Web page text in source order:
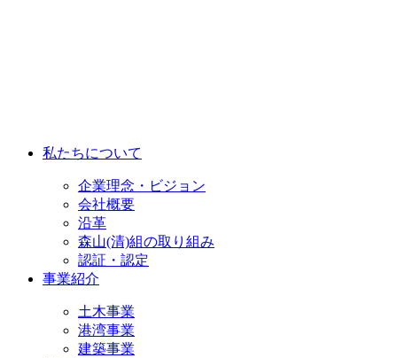
私たちについて
企業理念・ビジョン
会社概要
沿革
森山(清)組の取り組み
認証・認定
事業紹介
土木事業
港湾事業
建築事業